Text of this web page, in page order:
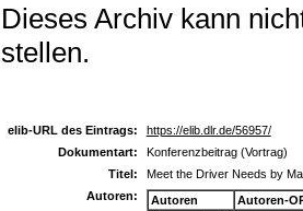
Dieses Archiv kann
stellen.
elib-URL des Eintrags:
https://elib.dlr.de/56957/
Dokumentart:
Konferenzbeitrag (Vortrag)
Titel:
Meet the Driver Needs by
Autoren:
Autoren
Autoren-